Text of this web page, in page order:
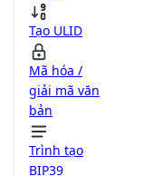
Tạo ULID
Mã hóa /
giải mã văn
bản
Trình tạo
BIP39